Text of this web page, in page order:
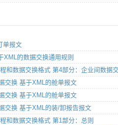
单报文
的数据交换通用规则
和数据交换格式 第4部分：企业间数据
交换 基于XML的舱单报文
交换 基于XML的舱单报文
交换 基于XML的装/卸报告报文
和数据交换格式 第1部分：总则